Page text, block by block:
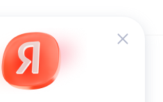
Отложенные
Кабинет